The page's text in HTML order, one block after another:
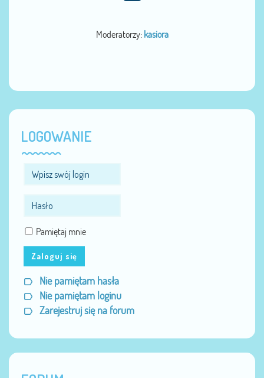
Moderatorzy: kasiora
LOGOWANIE
Pamiętaj mnie
Zaloguj się
Nie pamiętam hasła
Nie pamiętam loginu
Zarejestruj się na forum